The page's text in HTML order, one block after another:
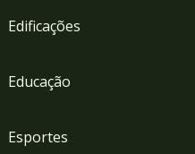
Edificações
Educação
Esportes